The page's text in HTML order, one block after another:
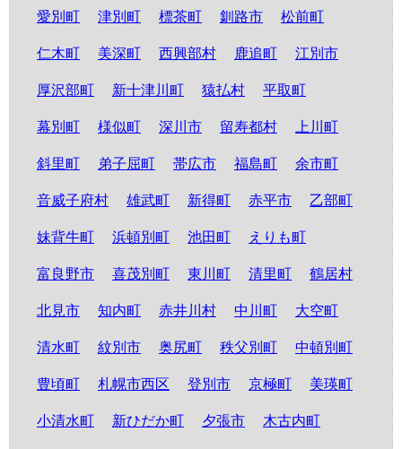
愛別町 津別町 標茶町 釧路市 松前町
仁木町 美深町 西興部村 鹿追町 江別市
厚沢部町 新十津川町 猿払村 平取町
幕別町 様似町 深川市 留寿都村 上川町
斜里町 弟子屈町 帯広市 福島町 余市町
音威子府村 雄武町 新得町 赤平市 乙部町
妹背牛町 浜頓別町 池田町 えりも町
富良野市 喜茂別町 東川町 清里町 鶴居村
北見市 知内町 赤井川村 中川町 大空町
清水町 紋別市 奥尻町 秩父別町 中頓別町
豊頃町 札幌市西区 登別市 京極町 美瑛町
小清水町 新ひだか町 夕張市 木古内町